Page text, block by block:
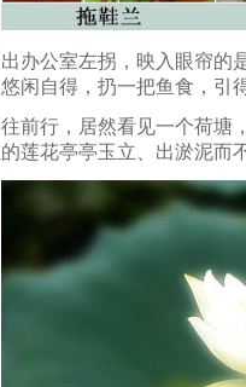
办公室左拐，映入眼帘的
闲自得，扔一把鱼食，引
前行，居然看见一个荷塘
莲花亭亭玉立、出淤泥而